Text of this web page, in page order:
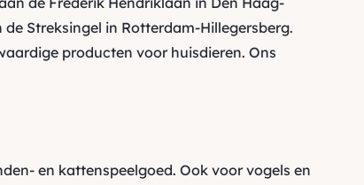
Streksingel in Rotterdam-Hillegersberg.
producten voor huisdieren. Ons
en kattenspeelgoed. Ook voor vogels en